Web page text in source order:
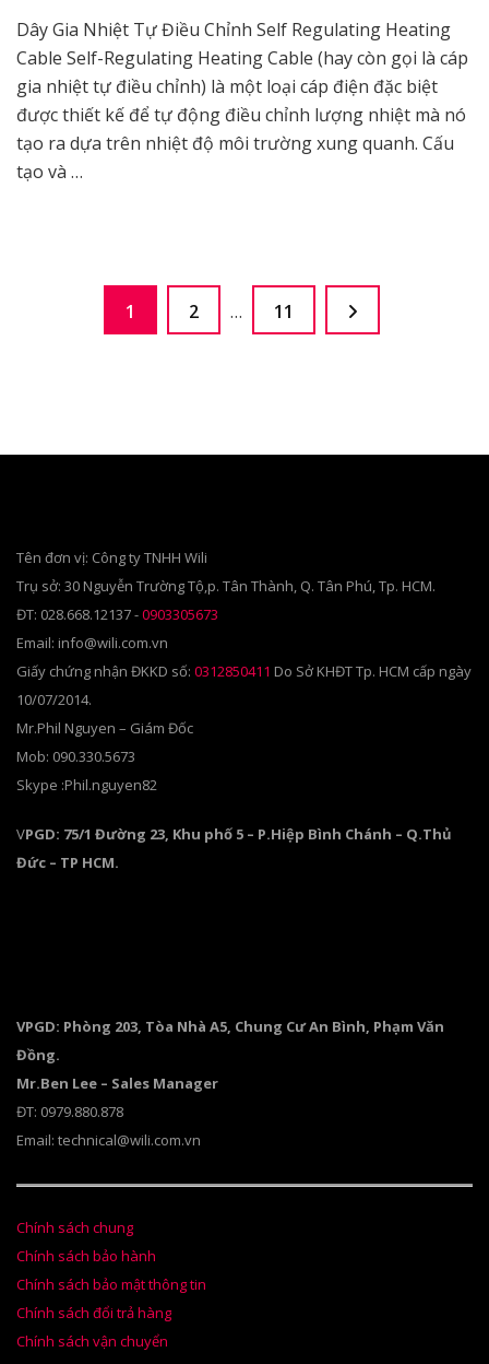
Dây Gia Nhiệt Tự Điều Chỉnh Self Regulating Heating
Cable Self-Regulating Heating Cable (hay còn gọi là cáp
gia nhiệt tự điều chỉnh) là một loại cáp điện đặc biệt
được thiết kế để tự động điều chỉnh lượng nhiệt mà nó
tạo ra dựa trên nhiệt độ môi trường xung quanh. Cấu
tạo và …
Page
1 Page
2 … Page
11
Tên đơn vị: Công ty TNHH Wili
Trụ sở: 30 Nguyễn Trường Tộ,p. Tân Thành, Q. Tân Phú, Tp. HCM.
ĐT: 028.668.12137 -0903305673
Email: info@wili.com.vn
Giấy chứng nhận ĐKKD số: 0312850411 Do Sở KHĐT Tp. HCM cấp ngày
10/07/2014.
Mr.Phil Nguyen – Giám Đốc
Mob: 090.330.5673
Skype :Phil.nguyen82
VPGD: 75/1 Đường 23, Khu phố 5 – P.Hiệp Bình Chánh – Q.Thủ
Đức – TP HCM.
VPGD: Phòng 203, Tòa Nhà A5, Chung Cư An Bình, Phạm Văn
Đồng.
Mr.Ben Lee – Sales Manager
ĐT: 0979.880.878
Email: technical@wili.com.vn
Chính sách chung
Chính sách bảo hành
Chính sách bảo mật thông tin
Chính sách đổi trả hàng
Chính sách vận chuyển